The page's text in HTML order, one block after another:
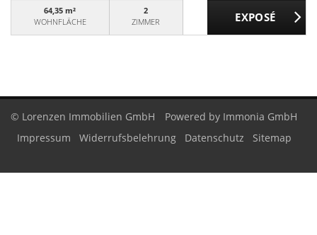
64,35 m²
WOHNFLÄCHE
2
ZIMMER
© Lorenzen Immobilien GmbH
Powered by Immonia GmbH
Impressum
Widerrufsbelehrung Datenschutz Sitemap